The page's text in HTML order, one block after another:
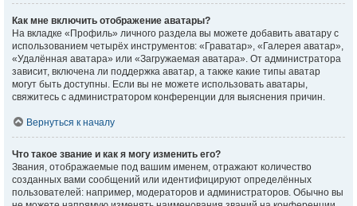
Как мне включить отображение аватары?
На вкладке «Профиль» личного раздела вы можете добавить аватару с
использованием четырёх инструментов: «Граватар», «Галерея аватар»,
«Удалённая аватара» или «Загружаемая аватара». От администратора
зависит, включена ли поддержка аватар, а также какие типы аватар
могут быть доступны. Если вы не можете использовать аватары,
свяжитесь с администратором конференции для выяснения причин.
Вернуться к началу
Что такое звание и как я могу изменить его?
Звания, отображаемые под вашим именем, отражают количество
созданных вами сообщений или идентифицируют определённых
пользователей: например, модераторов и администраторов. Обычно вы